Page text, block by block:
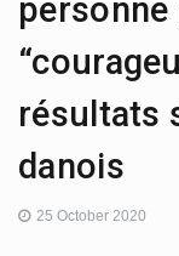
personne
résultats
danois
25 October 2020